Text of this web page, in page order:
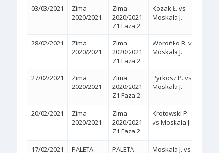
03/03/2021
Zima
2020/2021
Zima
2020/2021
Z1 Faza 2
Kozak Ł. vs
Moskała J.
28/02/2021
Zima
2020/2021
Zima
2020/2021
Z1 Faza 2
Worońko R. vs
Moskała J.
27/02/2021
Zima
2020/2021
Zima
2020/2021
Z1 Faza 2
Pyrkosz P. vs
Moskała J.
20/02/2021
Zima
2020/2021
Zima
2020/2021
Z1 Faza 2
Krotowski P.
vs Moskała J.
17/02/2021 PALETA PALETA Moskała J. vs